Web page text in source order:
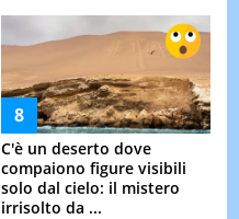
C'è un deserto dove
compaiono figure visibili
solo dal cielo: il mistero
irrisolto da ...